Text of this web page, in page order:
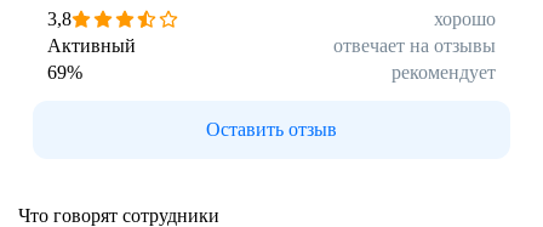
3,8
хорошо
Активный
отвечает на отзывы
69% рекомендует
Оставить отзыв
Что говорят сотрудники